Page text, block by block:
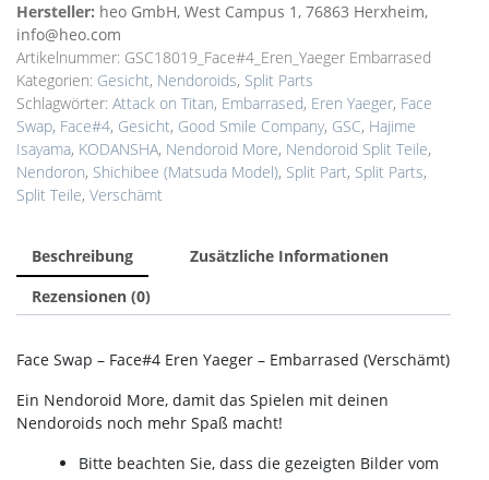
Hersteller: heo GmbH, West Campus 1, 76863 Herxheim,
info@heo.com
Artikelnummer: GSC18019_Face#4_Eren_Yaeger Embarrased
Kategorien: Gesicht, Nendoroids, Split Parts
Schlagwörter: Attack on Titan, Embarrased, Eren Yaeger, Face
Swap, Face#4, Gesicht, Good Smile Company, GSC, Hajime
Isayama, KODANSHA, Nendoroid More, Nendoroid Split Teile,
Nendoron, Shichibee (Matsuda Model), Split Part, Split Parts,
Split Teile, Verschämt
Beschreibung
Zusätzliche Informationen
Rezensionen (0)
Face Swap – Face#4 Eren Yaeger – Embarrased (Verschämt)
Ein Nendoroid More, damit das Spielen mit deinen
Nendoroids noch mehr Spaß macht!
Bitte beachten Sie, dass die gezeigten Bilder vom